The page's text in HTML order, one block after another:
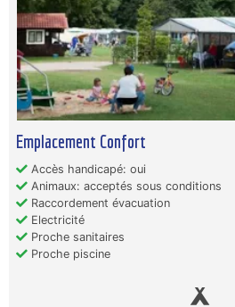
Emplacement Confort
Accès handicapé: oui
Animaux: acceptés sous conditions
Raccordement évacuation
Electricité
Proche sanitaires
Proche piscine